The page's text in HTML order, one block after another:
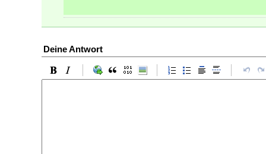
Deine Antwort